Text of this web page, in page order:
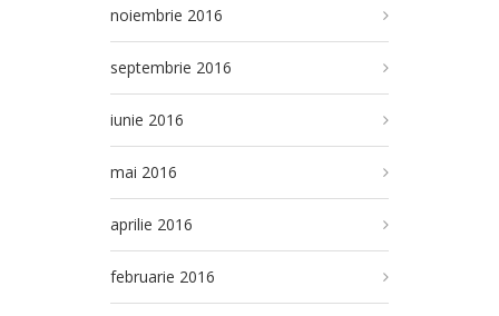
noiembrie 2016
septembrie 2016
iunie 2016
mai 2016
aprilie 2016
februarie 2016